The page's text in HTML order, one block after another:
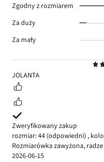
5
JOLANTA
Zweryfikowany zakup
rozmiar: 44 (odpowiedni) ,
Rozmiarówka zawyżona,
2026-06-15
Zgodny z rozmiarem
Za duży
Za mały